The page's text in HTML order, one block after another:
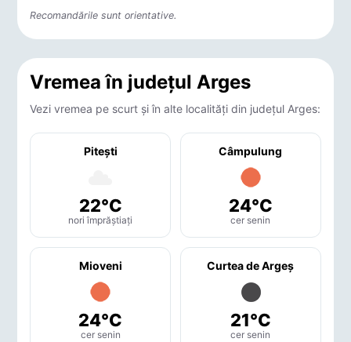
Recomandările sunt orientative.
Vremea în județul Arges
Vezi vremea pe scurt și în alte localități din județul Arges:
Piteşti
22°C
nori împrăștiați
Câmpulung
24°C
cer senin
Mioveni
24°C
cer senin
Curtea de Argeş
21°C
cer senin